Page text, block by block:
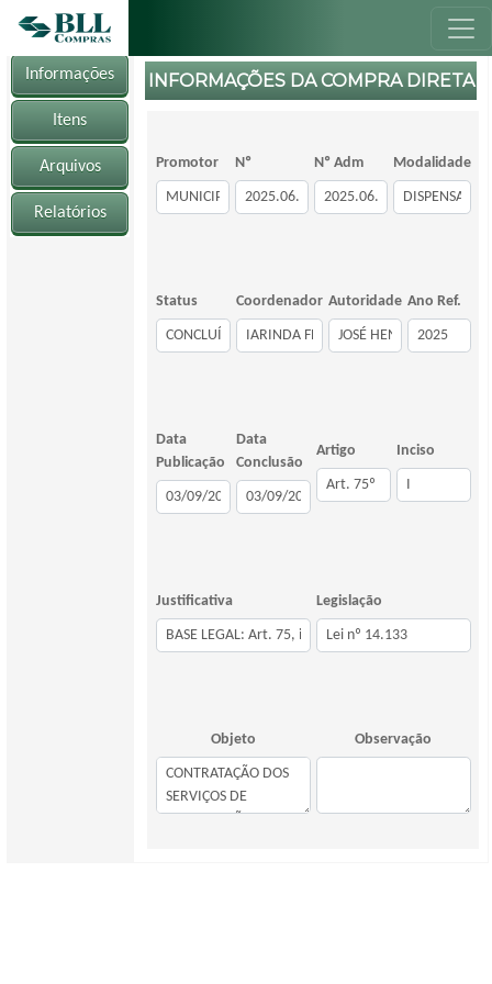
Informações
Itens
Arquivos
Relatórios
INFORMAÇÕES DA COMPRA DIRETA
Promotor Nº Nº Adm Modalidade
Status Coordenador Autoridade Ano Ref.
Data
Publicação
Data
Conclusão
Artigo Inciso
Justificativa Legislação
Objeto Observação